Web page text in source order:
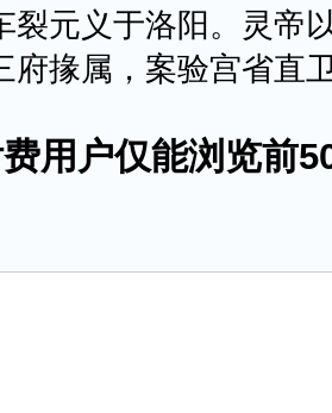
裂元义于洛阳。灵帝
府掾属，案验宫省直
用户仅能浏览前